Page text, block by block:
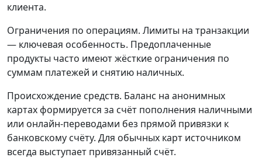
клиента.
Ограничения по операциям. Лимиты на транзакции
— ключевая особенность. Предоплаченные
продукты часто имеют жёсткие ограничения по
суммам платежей и снятию наличных.
Происхождение средств. Баланс на анонимных
картах формируется за счёт пополнения наличными
или онлайн-переводами без прямой привязки к
банковскому счёту. Для обычных карт источником
всегда выступает привязанный счёт.